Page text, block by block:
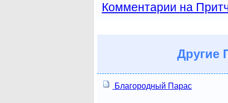
Комментарии на
Другие
Благородный Парас